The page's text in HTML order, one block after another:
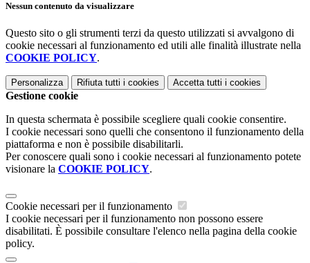
Nessun contenuto da visualizzare
Questo sito o gli strumenti terzi da questo utilizzati si avvalgono di
cookie necessari al funzionamento ed utili alle finalità illustrate nella
COOKIE POLICY.
Personalizza Rifiuta tutti i cookies Accetta tutti i cookies
Gestione cookie
In questa schermata è possibile scegliere quali cookie consentire.
I cookie necessari sono quelli che consentono il funzionamento della
piattaforma e non è possibile disabilitarli.
Per conoscere quali sono i cookie necessari al funzionamento potete
visionare la COOKIE POLICY.
Cookie necessari per il funzionamento
I cookie necessari per il funzionamento non possono essere
disabilitati. È possibile consultare l'elenco nella pagina della cookie
policy.